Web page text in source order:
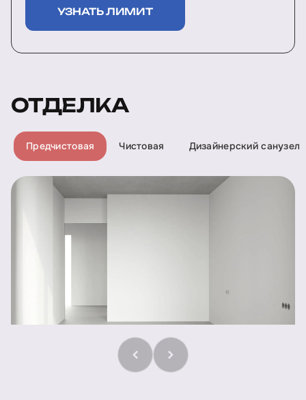
УЗНАТЬ ЛИМИТ
ОТДЕЛКА
Предчистовая Чистовая Дизайнерский санузел